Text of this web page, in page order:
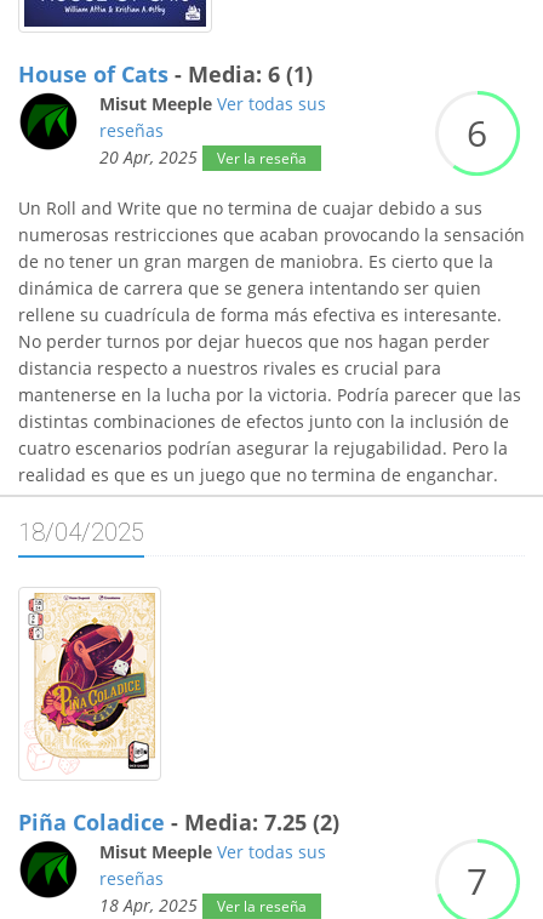
House of Cats - Media: 6 (1)
Misut Meeple Ver todas sus
reseñas
20 Apr, 2025
Ver la reseña
6
Un Roll and Write que no termina de cuajar debido a sus
numerosas restricciones que acaban provocando la sensación
de no tener un gran margen de maniobra. Es cierto que la
dinámica de carrera que se genera intentando ser quien
rellene su cuadrícula de forma más efectiva es interesante.
No perder turnos por dejar huecos que nos hagan perder
distancia respecto a nuestros rivales es crucial para
mantenerse en la lucha por la victoria. Podría parecer que las
distintas combinaciones de efectos junto con la inclusión de
cuatro escenarios podrían asegurar la rejugabilidad. Pero la
realidad es que es un juego que no termina de enganchar.
18/04/2025
Piña Coladice - Media: 7.25 (2)
Misut Meeple Ver todas sus
reseñas
18 Apr, 2025
Ver la reseña
7